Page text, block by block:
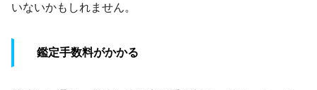
いないかもしれません。
鑑定手数料がかかる